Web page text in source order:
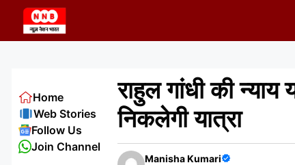
content
राहुल गांधी की
निकलेगी यात्रा
Manisha Kumari
Home
Web Stories
Follow Us
Join Channel